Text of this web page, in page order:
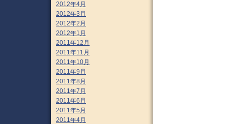
2012年4月
2012年3月
2012年2月
2012年1月
2011年12月
2011年11月
2011年10月
2011年9月
2011年8月
2011年7月
2011年6月
2011年5月
2011年4月